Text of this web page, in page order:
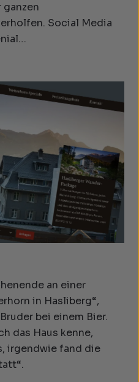
ganzen
Social Media
an einer
in Hasliberg“,
bei einem Bier.
das Haus kenne,
irgendwie fand die